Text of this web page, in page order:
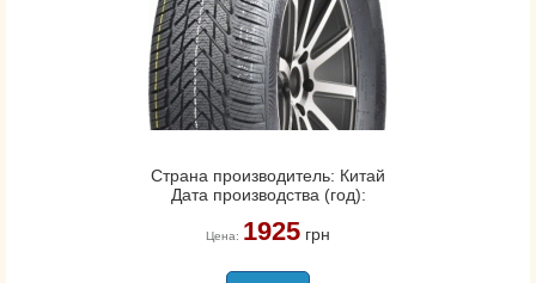
Страна производитель: Китай
Дата производства (год):
Цена: 1925грн